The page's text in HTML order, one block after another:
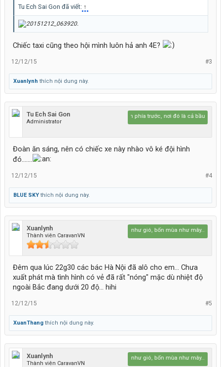
Tu Ech Sai Gon đã viết: ↑
Chiếc taxi cũng theo hội mình luôn hả anh 4E?
#3
12/12/15
Xuanlynh thích nội dung này.
Tu Ech Sai Gon
Administrator
Hãy lái lên phía trước, nơi đó là cả bầu trời
Đoàn ăn sáng, nên có chiếc xe này nhào vô ké đội hình
đó.......
#4
12/12/15
BLUE SKY thích nội dung này.
Xuanlynh
Thành viên CaravanVN
Bốn mùa như gió, bốn mùa như mây...
Đêm qua lúc 22g30 các bác Hà Nội đã alô cho em... Chưa
xuất phát mà tình hình có vẻ đã rất "nóng" mặc dù nhiệt độ
ngoài Bắc đang dưới 20 độ... hihi
#5
12/12/15
XuanThang thích nội dung này.
Xuanlynh
Thành viên CaravanVN
Bốn mùa như gió, bốn mùa như mây...